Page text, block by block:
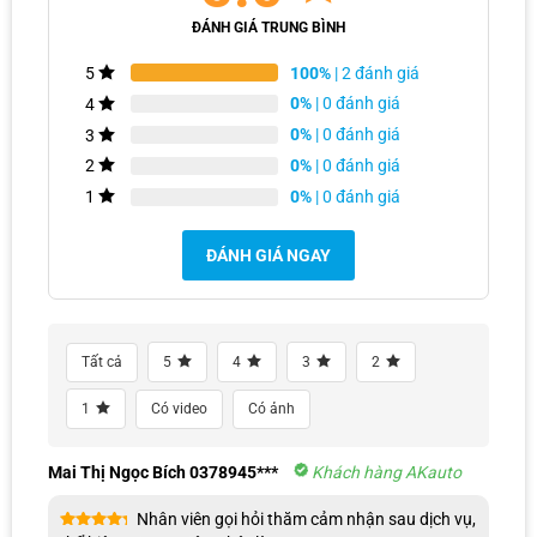
Đội ngũ chuyên viên chúng em sẽ liên hệ cho anh/chị ngay ạ!
Cấu tạo tấm phim PPF Suntek như thế nào?
ĐÁNH GIÁ TRUNG BÌNH
5 100% | 2 đánh giá
4
0% | 0 đánh giá
3
0% | 0 đánh giá
2
0% | 0 đánh giá
1
0% | 0 đánh giá
ĐÁNH GIÁ NGAY
Tất cả 5 4 3 2
1 Có video Có ảnh
Mai Thị Ngọc Bích 0378945*** Khách hàng AKauto
Nhân viên gọi hỏi thăm cảm nhận sau dịch vụ,